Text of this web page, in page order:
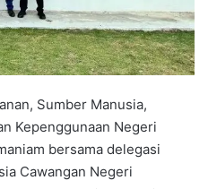
Sumber Manusia,
Kepenggunaan Negeri
bersama delegasi
Cawangan Negeri